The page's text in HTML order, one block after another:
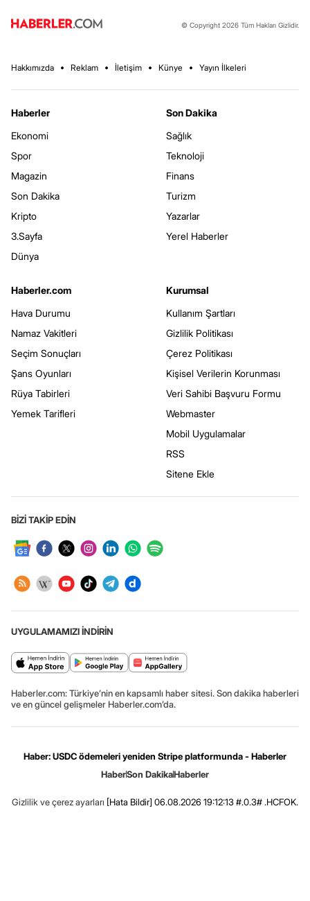
© Copyright 2026 Tüm Hakları Gizlidir.
Hakkımızda Reklam İletişim Künye Yayın İlkeleri
Haberler
Ekonomi
Spor
Magazin
Son Dakika
Kripto
3.Sayfa
Dünya
Son Dakika
Sağlık
Teknoloji
Finans
Turizm
Yazarlar
Yerel Haberler
Haberler.com
Hava Durumu
Namaz Vakitleri
Seçim Sonuçları
Şans Oyunları
Rüya Tabirleri
Yemek Tarifleri
Kurumsal
Kullanım Şartları
Gizlilik Politikası
Çerez Politikası
Kişisel Verilerin Korunması
Veri Sahibi Başvuru Formu
Webmaster
Mobil Uygulamalar
RSS
Sitene Ekle
BİZİ TAKİP EDİN
UYGULAMAMIZI İNDİRİN
Haberler.com: Türkiye’nin en kapsamlı haber sitesi. Son dakika haberleri
ve en güncel gelişmeler Haberler.com’da.
Haber: USDC ödemeleri yeniden Stripe platformunda - Haberler
HaberSon DakikaHaberler
Gizlilik ve çerez ayarları [Hata Bildir] 06.08.2026 19:12:13 #.0.3# .HCFOK.